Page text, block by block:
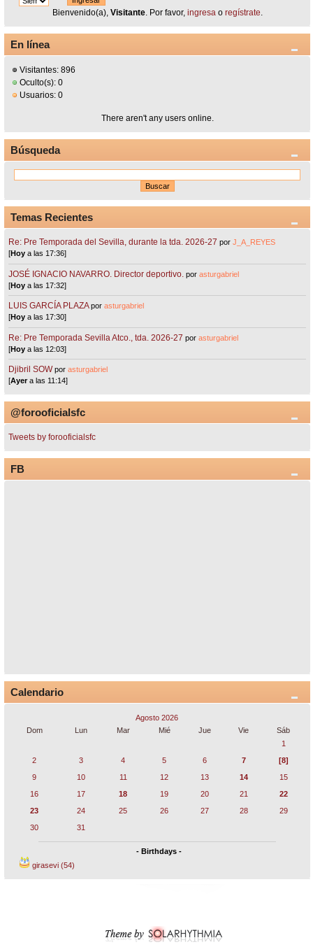
Bienvenido(a), Visitante. Por favor, ingresao regístrate.
En línea
Visitantes: 896
Oculto(s): 0
Usuarios: 0
There aren't any users online.
Búsqueda
Temas Recientes
Re: Pre Temporada del Sevilla, durante la tda. 2026-27 porJ_A_REYES
[Hoy a las 17:36]
JOSÉ IGNACIO NAVARRO. Director deportivo. porasturgabriel
[Hoy a las 17:32]
LUIS GARCÍA PLAZA porasturgabriel
[Hoy a las 17:30]
Re: Pre Temporada Sevilla Atco., tda. 2026-27 porasturgabriel
[Hoy a las 12:03]
Djibril SOW porasturgabriel
[Ayera las 11:14]
@forooficialsfc
Tweets by forooficialsfc
FB
Calendario
Agosto 2026
Dom
Lun Mar Mié Jue Vie
Sáb
1
2
3 4 5 6 7
[8]
9
10 11 12 13 14
15
16
17 18 19 20 21
22
23
24 25 26 27 28
29
30
31
- Birthdays -
girasevi (54)